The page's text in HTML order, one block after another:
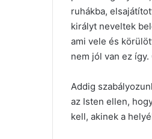
ruhákba,
királyt neveltek
ami vele és
nem jól van ez
Addig
az Isten ellen,
kell, akinek a